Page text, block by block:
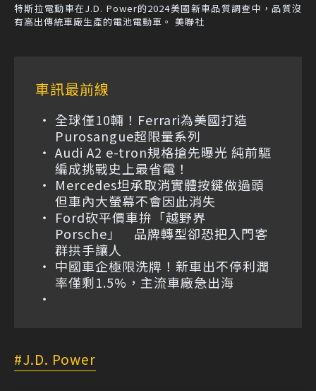
特斯拉電動車在J.D. Power的2024美國新車品質調查中，品質沒
有高出傳統車廠生產的電池電動車。 美聯社
車訊最前線
全球僅10輛！Ferrari為美國打造
Purosangue超限量系列
Audi A2 e-tron規格搶先曝光 純前驅
編成挑戰史上最省電！
Mercedes坦承取消實體按鍵做過頭
但車內大螢幕不會因此消失
Ford砍平價車拚「越野界
Porsche」 品牌轉型卻恐把入門客
群拱手讓人
中國車企極限洗牌！新車出不停利潤
率僅剩1.5%，主流車廠急出海
J.D. Power